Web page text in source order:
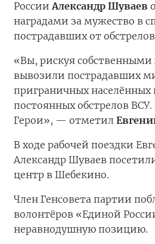
РоссииАлександр Шуваев
наградами за мужество в
пострадавших от
«Вы, рискуя
вывозили пострадавших
приграничных
постоянных обстрелов
Герои», — отметил
В ходе рабочей поездки
Александр Шуваев
центр в Шебекино.
Член Генсовета партии
волонтёров «Единой
неравнодушную позицию.